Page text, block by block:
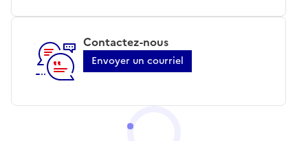
Contactez-nous
Envoyer un courriel